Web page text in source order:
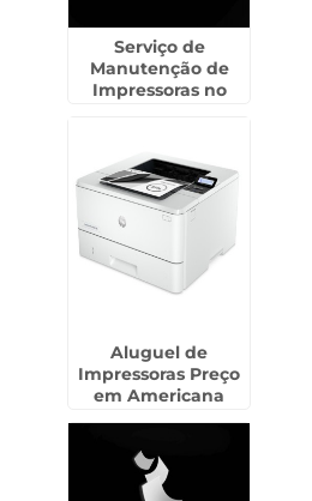
Serviço de
Manutenção de
Impressoras no
Aluguel de
Impressoras Preço
em Americana